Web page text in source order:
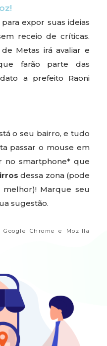
expor suas ideias
receio de críticas.
Metas irá avaliar e
farão parte das
a prefeito Raoni
o seu bairro, e tudo
passar o mouse em
no smartphone* que
dessa zona (pode
Marque seu
sugestão.
Chrome e Mozilla